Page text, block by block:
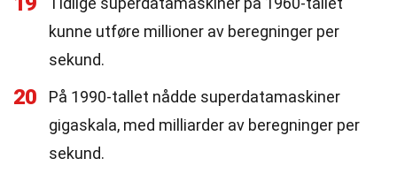
kunne utføre millioner av beregninger per
sekund.
20
På 1990-tallet nådde superdatamaskiner
gigaskala, med milliarder av beregninger per
sekund.